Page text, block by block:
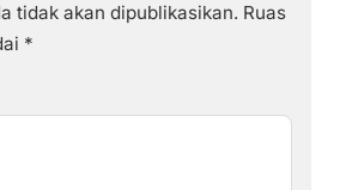
tidak akan dipublikasikan. Ruas
*